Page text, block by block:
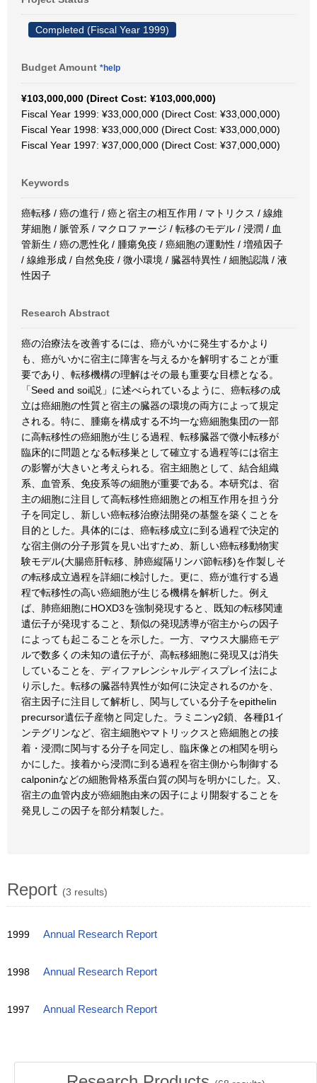
Completed (Fiscal Year 1999)
Budget Amount *help
¥103,000,000 (Direct Cost: ¥103,000,000)
Fiscal Year 1999: ¥33,000,000 (Direct Cost: ¥33,000,000)
Fiscal Year 1998: ¥33,000,000 (Direct Cost: ¥33,000,000)
Fiscal Year 1997: ¥37,000,000 (Direct Cost: ¥37,000,000)
Keywords
癌転移 / 癌の進行 / 癌と宿主の相互作用 / マトリクス / 線維
芽細胞 / 脈管系 / マクロファージ / 転移のモデル / 浸潤 / 血
管新生 / 癌の悪性化 / 腫瘍免疫 / 癌細胞の運動性 / 増殖因子
/ 線維形成 / 自然免疫 / 微小環境 / 臓器特異性 / 細胞認識 / 液
性因子
Research Abstract
癌の治療法を改善するには、癌がいかに発生するかより
も、癌がいかに宿主に障害を与えるかを解明することが重
要であり、転移機構の理解はその最も重要な目標となる。
「Seed and soil説」に述べられているように、癌転移の成
立は癌細胞の性質と宿主の臓器の環境の両方によって規定
される。特に、腫瘍を構成する不均一な癌細胞集団の一部
に高転移性の癌細胞が生じる過程、転移臓器で微小転移が
臨床的に問題となる転移巣として確立する過程等には宿主
の影響が大きいと考えられる。宿主細胞として、結合組織
系、血管系、免疫系等の細胞が重要である。本研究は、宿
主の細胞に注目して高転移性癌細胞との相互作用を担う分
子を同定し、新しい癌転移治療法開発の基盤を築くことを
目的とした。具体的には、癌転移成立に到る過程で決定的
な宿主側の分子形質を見い出すため、新しい癌転移動物実
験モデル(大腸癌肝転移、肺癌縦隔リンパ節転移)を作製しそ
の転移成立過程を詳細に検討した。更に、癌が進行する過
程で転移性の高い癌細胞が生じる機構を解析した。例え
ば、肺癌細胞にHOXD3を強制発現すると、既知の転移関連
遺伝子が発現すること、類似の発現誘導が宿主からの因子
によっても起こることを示した。一方、マウス大腸癌モデ
ルで数多くの未知の遺伝子が、高転移細胞に発現又は消失
していることを、ディファレンシャルディスプレイ法によ
り示した。転移の臓器特異性が如何に決定されるのかを、
宿主因子に注目して解析し、関与している分子をepithelin
precursor遺伝子産物と同定した。ラミニンγ2鎖、各種β1イ
ンテグリンなど、宿主細胞やマトリックスと癌細胞との接
着・浸潤に関与する分子を同定し、臨床像との相関を明ら
かにした。接着から浸潤に到る過程を宿主側から制御する
calponinなどの細胞骨格系蛋白質の関与を明かにした。又、
宿主の血管内皮が癌細胞由来の因子により開裂することを
発見しこの因子を部分精製した。
Report (3 results)
1999 Annual Research Report
1998 Annual Research Report
1997 Annual Research Report